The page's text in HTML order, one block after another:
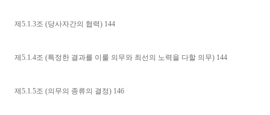
제5.1.3조 (당사자간의 협력) 144
제5.1.4조 (특정한 결과를 이룰 의무와 최선의 노력을 다할 의무) 144
제5.1.5조 (의무의 종류의 결정) 146